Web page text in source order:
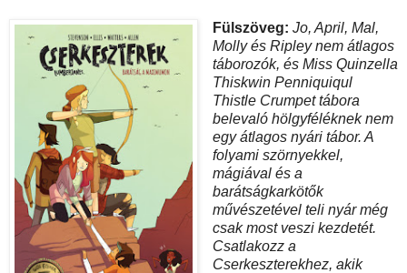
Fülszöveg: Jo, April, Mal,
Molly és Ripley nem átlagos
táborozók, és Miss Quinzella
Thiskwin Penniquiqul
Thistle Crumpet tábora
belevaló hölgyféléknek nem
egy átlagos nyári tábor. A
folyami szörnyekkel,
mágiával és a
barátságkarkötők
művészetével teli nyár még
csak most veszi kezdetét.
Csatlakozz a
Cserkeszterekhez, akik